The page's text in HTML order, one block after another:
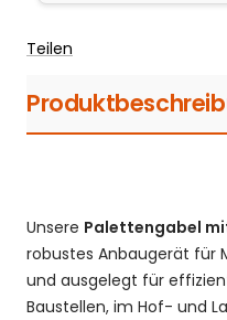
Teilen
Unsere Palettengabel
robustes Anbaugerät für
und ausgelegt für
Baustellen, im Hof- und